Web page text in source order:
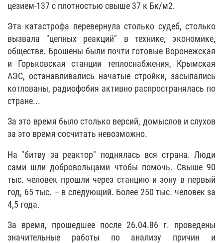
цезием-137 с плотностью свыше 37 к Бк/м2.
Эта катастрофа перевернула столько судеб, столько
вызвала "цепных реакций" в технике, экономике,
обществе. Брошены были почти готовые Воронежская
и Горьковская станции теплоснабжения, Крымская
АЭС, останавливались начатые стройки, засыпались
котлованы, радиофобия активно распространялась по
стране...
За это время было столько версий, домыслов и слухов
за это время сосчитать невозможно.
На "битву за реактор" поднялась вся страна. Люди
сами шли добровольцами чтобы помочь. Свыше 90
тыс. человек прошли через станцию и зону в первый
год, 65 тыс. – в следующий. Более 250 тыс. человек за
4,5 года.
За время, прошедшее после 26.04.86 г. проведены
значительные работы по анализу причин и